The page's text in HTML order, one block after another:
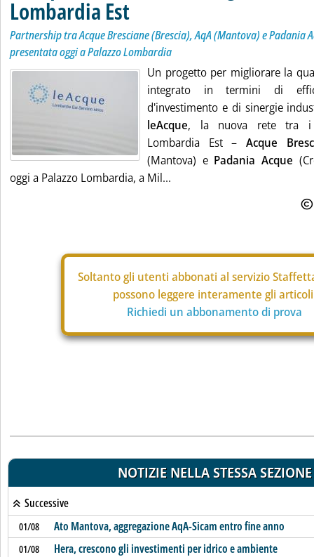
Lombardia Est
Partnership tra Acque Bresciane (Brescia), AqA (Mantova) e Padania
presentata oggi a Palazzo Lombardia
Un progetto per migliorare la
integrato in termini di
d'investimento e di sinergie
leAcque, la nuova rete tra i
Lombardia Est – Acque
(Mantova) e Padania Acque
oggi a Palazzo Lombardia, a Mil...
Soltanto gli utenti abbonati al servizio
possono leggere interamente gli
Richiedi un abbonamento di prova
NOTIZIE NELLA STESSA SEZIONE
Successive
01/08 Ato Mantova, aggregazione AqA-Sicam entro fine anno
01/08 Hera, crescono gli investimenti per idrico e ambiente